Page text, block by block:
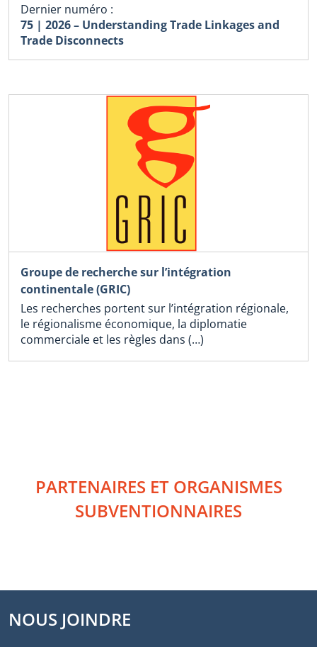
Dernier numéro :
75 | 2026 – Understanding Trade Linkages and
Trade Disconnects
Groupe de recherche sur l’intégration
continentale (GRIC)
Les recherches portent sur l’intégration régionale,
le régionalisme économique, la diplomatie
commerciale et les règles dans (…)
PARTENAIRES ET ORGANISMES
SUBVENTIONNAIRES
NOUS JOINDRE